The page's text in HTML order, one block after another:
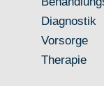
Diagnostik
Vorsorge
Therapie